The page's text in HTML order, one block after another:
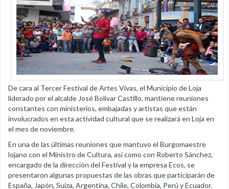
De cara al Tercer Festival de Artes Vivas, el Municipio de Loja
liderado por el alcalde José Bolívar Castillo, mantiene reuniones
constantes con ministerios, embajadas y artistas que están
involucrados en esta actividad cultural que se realizará en Loja en
el mes de noviembre.
En una de las últimas reuniones que mantuvo el Burgomaestre
lojano con el Ministro de Cultura, así como con Roberto Sánchez,
encargado de la dirección del Festival y la empresa Ecos, se
presentaron algunas propuestas de las obras que participarán de
España, Japón, Suiza, Argentina, Chile, Colombia, Perú y Ecuador.